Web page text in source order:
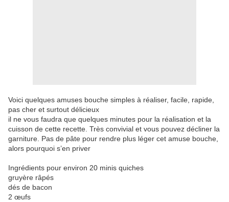
Voici quelques amuses bouche simples à réaliser, facile, rapide,
pas cher et surtout délicieux
il ne vous faudra que quelques minutes pour la réalisation et la
cuisson de cette recette. Très convivial et vous pouvez décliner la
garniture. Pas de pâte pour rendre plus léger cet amuse bouche,
alors pourquoi s’en priver
Ingrédients pour environ 20 minis quiches
gruyère râpés
dés de bacon
2 œufs